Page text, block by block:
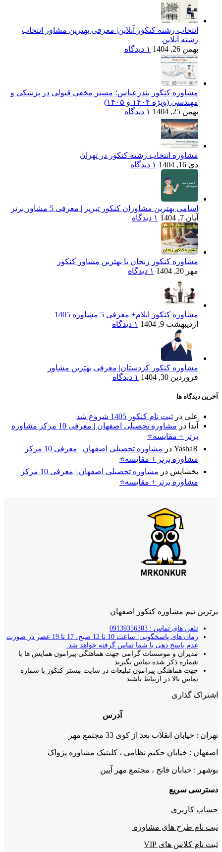
انتخاب رشته کنکور آنلاین| معرفی بهترین مشاور انتخاب
رشته آنلاین
بهمن 26, 1404
۱ دیدگاه
مشاوره کنکور بندرعباس؛ مسیر مخفی قبولی در پزشکی و
مهندسی (ویژه ۱۴۰۴ و ۱۴۰۵)
بهمن 25, 1404
۱ دیدگاه
مشاوره انتخاب رشته کنکور در تهران
دی 16, 1404
۱ دیدگاه
اسامی بهترین مشاوران کنکور تبریز | معرفی 5 مشاور برتر
آبان 7, 1404
۱ دیدگاه
مشاوره کنکور زنجان با بهترین مشاور کنکور
مهر 20, 1404
۱ دیدگاه
مشاوره کنکور ایلام+ معرفی 5 مشاوره 1405
اردیبهشت 9, 1404
۱ دیدگاه
مشاوره کنکور کردستان| معرفی بهترین مشاور
فروردین 30, 1404
۱ دیدگاه
آخرین دیدگاه ها
علی در ثبت نام کنکور 1405 شروع شد
آیدا در
مشاوره تحصیلی اصفهان | معرفی 10 مرکز مشاوره
برتر + مقایسه⭐
YashaR در
مشاوره تحصیلی اصفهان | معرفی 10 مرکز
مشاوره برتر + مقایسه⭐
بخشایش در
مشاوره تحصیلی اصفهان | معرفی 10 مرکز
مشاوره برتر + مقایسه⭐
برترین تیم مشاوره کنکور اصفهان
تلفن های تماس : 09139356383
زمان های پاسخگویی: ساعت 10 تا 12 صبح، 17 تا 19 عصر در صورت
عدم پاسخ دهی با شما تماس گرفته خواهد شد.
مدیران و موسسات گرامی جهت هماهنگی پیرامون همایش ها با
شماره ذکر شده تماس بگیرید.
جهت هماهنگی پیرامون تبلیغات در سایت مِستر کنکور با شماره
تماس بالا در ارتباط باشید.
اشتراک گذاری
آدرس
تهران : خیابان انقلاب بعد از کوی 33 مجتمع مهر
اصفهان : خیابان حکیم نظامی ، کلینیک مشاوره پژواک
بوشهر : خیابان فاتح ، مجتمع مهر آیین
دسترسی سریع
حساب کاربری
ثبت نام طرح های مشاوره
ثبت نام کلاس های VIP